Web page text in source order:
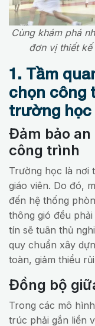
Cùng khám phá
đơn vị thiết
1. Tầm
chọn công
trường học
Đảm bảo
công trình
Trường học là nơi
giáo viên. Do đó,
đến hệ thống
thông gió đều
tín sẽ tuân thủ
quy chuẩn xây
toàn, giảm thiểu
Đồng bộ
Trong các mô
trúc phải gắn liền